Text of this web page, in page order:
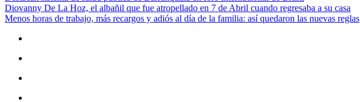
Diovanny De La Hoz, el albañil que fue atropellado en 7 de Abril cuando regresaba a su casa
Menos horas de trabajo, más recargos y adiós al día de la familia: así quedaron las nuevas reglas